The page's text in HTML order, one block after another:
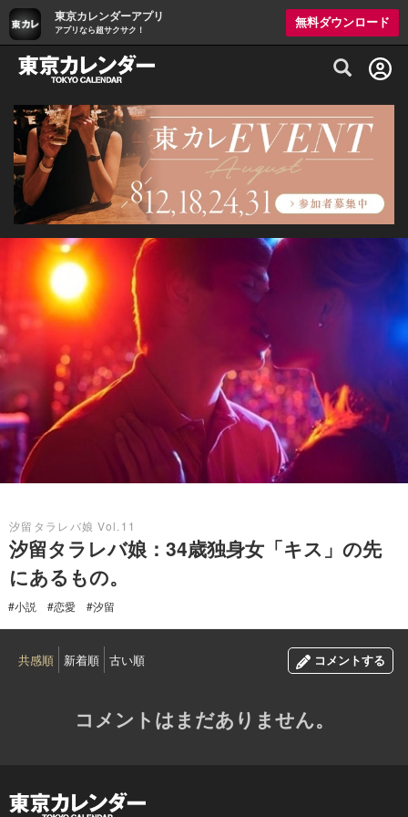
東京カレンダーアプリ
アプリなら超サクサク！
無料ダウンロード
グルメ情報・プレミアムレストラン予約
汐留タラレバ娘 Vol.11
汐留タラレバ娘：34歳独身女「キス」の先
にあるもの。
#小説 #恋愛 #汐留
共感順 新着順 古い順 コメントする
コメントはまだありません。